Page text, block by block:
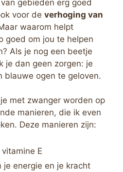
gebieden erg goed
voor de verhoging van
waarom helpt
goed om jou te helpen
Als je nog een beetje
je dan geen zorgen: je
blauwe ogen te geloven.
met zwanger worden op
manieren, die ik even
Deze manieren zijn:
E
je energie en je kracht